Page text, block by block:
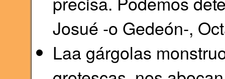
Josué -o Gedeón-,
Laa gárgolas